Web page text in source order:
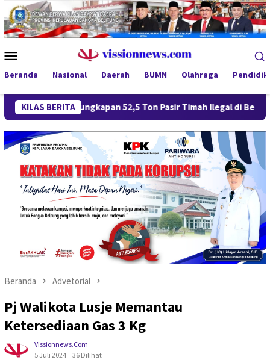
Loncat
ke
konten
Mobile
Beranda Nasional Daerah BUMN Olahraga
KILAS BERITA
Pengungkapan 52,5 Ton Pasir Timah Ilegal di Belitung
Beranda Advetorial
Pj Walikota Lusje Memantau
Ketersediaan Gas 3 Kg
Vissionnews.com
5 Juli 2024
36 Dilihat